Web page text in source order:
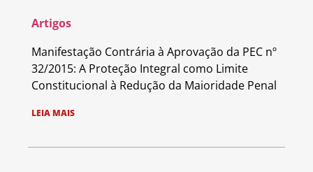
Artigos
Manifestação Contrária à Aprovação da PEC nº
32/2015: A Proteção Integral como Limite
Constitucional à Redução da Maioridade Penal
LEIA MAIS